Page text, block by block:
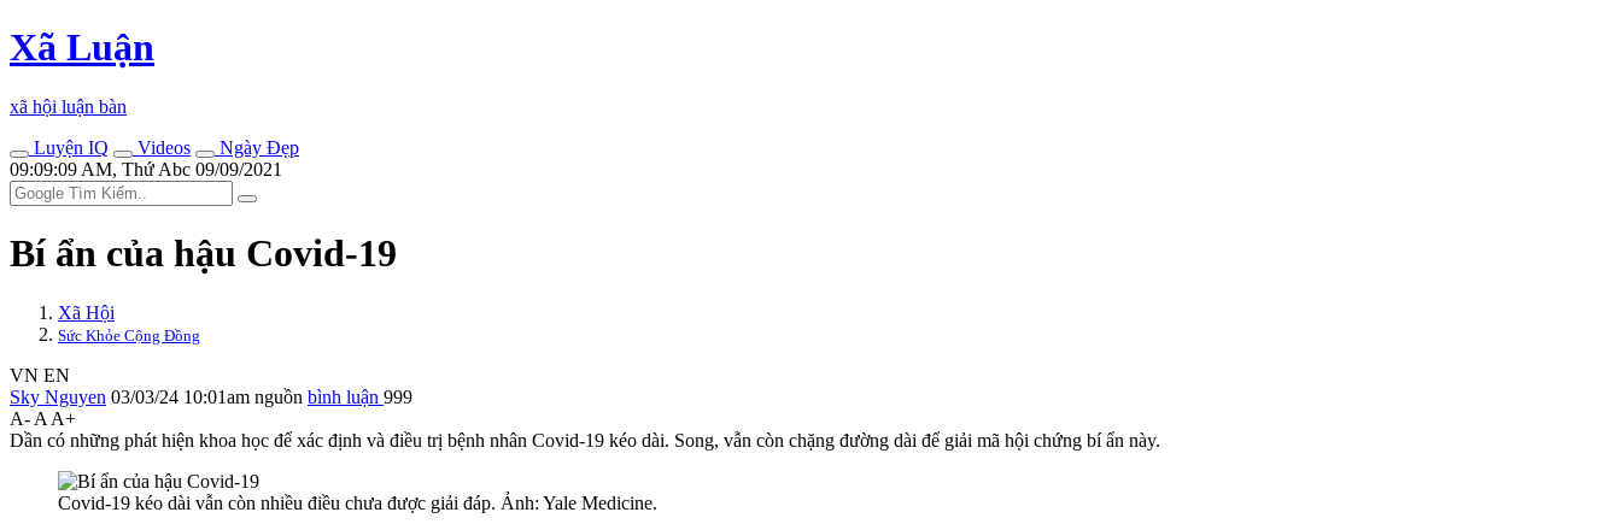
Xã Luận
xã hội luận bàn
Luyện IQ
Videos
Ngày Đẹp
09:09:09 AM, Thứ Abc 09/09/2021
Bí ẩn của hậu Covid-19
Xã Hội
Sức Khỏe Cộng Đồng
VN EN
Sky Nguyen 03/03/24 10:01am nguồn bình luận 999
A- A A+
Dần có những phát hiện khoa học để xác định và điều trị bệnh nhân Covid-19 kéo dài. Song, vẫn còn chặng đường dài để giải mã hội chứng bí ẩn này.
Covid-19 kéo dài vẫn còn nhiều điều chưa được giải đáp. Ảnh: Yale Medicine.